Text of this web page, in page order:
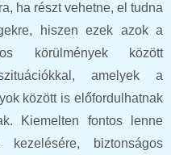
ha részt vehetne, el tudna
hiszen ezek azok a
körülmények között
amelyek a
között is előfordulhatnak
Kiemelten fontos lenne
biztonságos